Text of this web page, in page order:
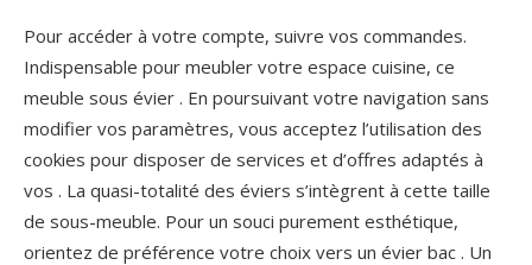
Pour accéder à votre compte, suivre vos commandes.
Indispensable pour meubler votre espace cuisine, ce
meuble sous évier . En poursuivant votre navigation sans
modifier vos paramètres, vous acceptez l’utilisation des
cookies pour disposer de services et d’offres adaptés à
vos . La quasi-totalité des éviers s’intègrent à cette taille
de sous-meuble. Pour un souci purement esthétique,
orientez de préférence votre choix vers un évier bac . Un